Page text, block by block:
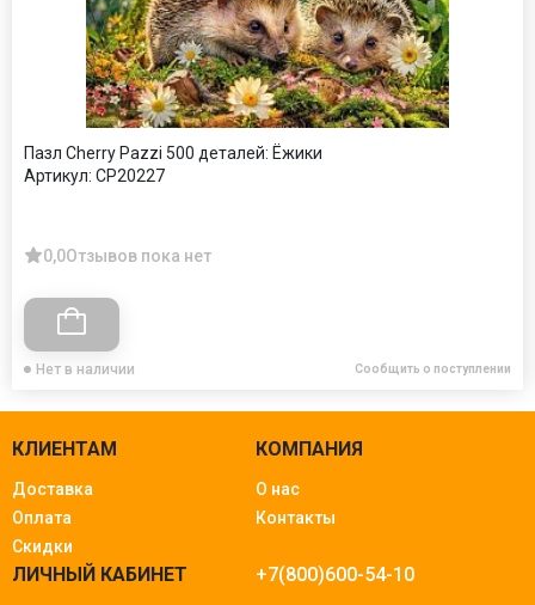
Пазл Cherry Pazzi 500 деталей: Ёжики
Артикул: CP20227
0,0Отзывов пока нет
Нет в наличии Сообщить о поступлении
КЛИЕНТАМ
Доставка
Оплата
Скидки
КОМПАНИЯ
О нас
Контакты
ЛИЧНЫЙ КАБИНЕТ +7(800)600-54-10